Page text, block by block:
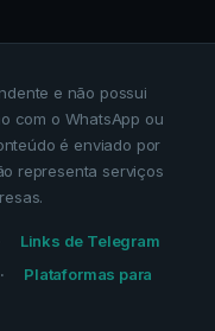
e não possui
com o WhatsApp ou
é enviado por
representa serviços
Links de Telegram
Plataformas para